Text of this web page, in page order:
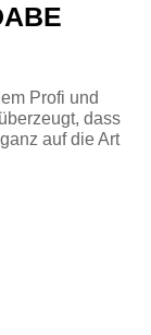
Profi und
dass
auf die Art